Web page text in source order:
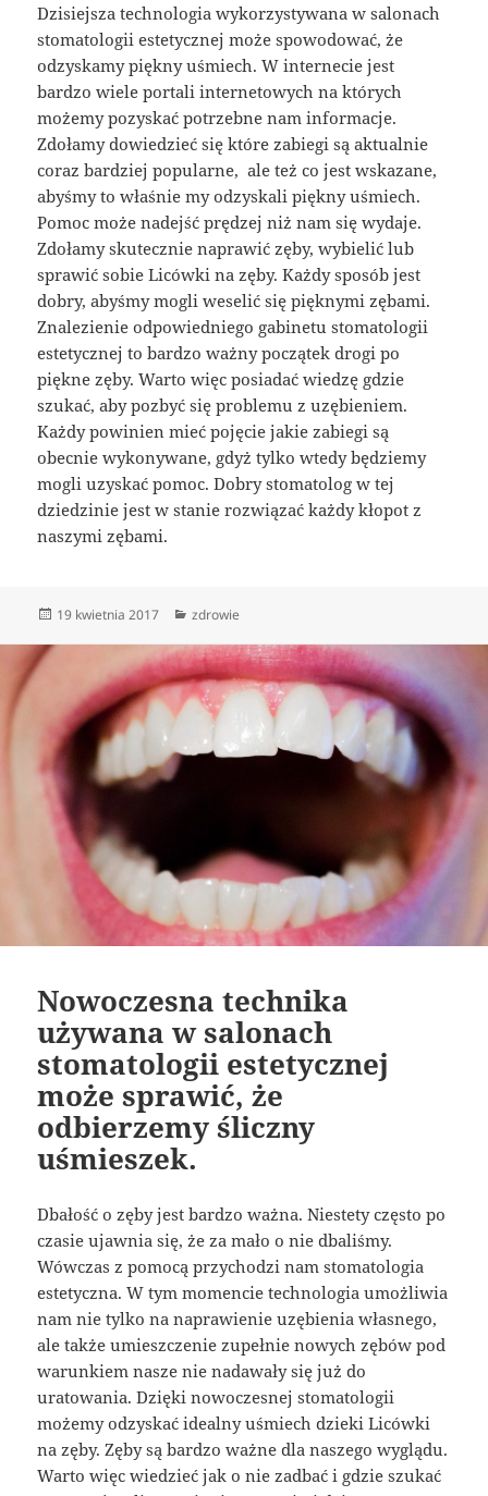
Dzisiejsza technologia wykorzystywana w salonach
stomatologii estetycznej może spowodować, że
odzyskamy piękny uśmiech. W internecie jest
bardzo wiele portali internetowych na których
możemy pozyskać potrzebne nam informacje.
Zdołamy dowiedzieć się które zabiegi są aktualnie
coraz bardziej popularne, ale też co jest wskazane,
abyśmy to właśnie my odzyskali piękny uśmiech.
Pomoc może nadejść prędzej niż nam się wydaje.
Zdołamy skutecznie naprawić zęby, wybielić lub
sprawić sobie Licówki na zęby. Każdy sposób jest
dobry, abyśmy mogli weselić się pięknymi zębami.
Znalezienie odpowiedniego gabinetu stomatologii
estetycznej to bardzo ważny początek drogi po
piękne zęby. Warto więc posiadać wiedzę gdzie
szukać, aby pozbyć się problemu z uzębieniem.
Każdy powinien mieć pojęcie jakie zabiegi są
obecnie wykonywane, gdyż tylko wtedy będziemy
mogli uzyskać pomoc. Dobry stomatolog w tej
dziedzinie jest w stanie rozwiązać każdy kłopot z
naszymi zębami.
Data
19 kwietnia 2017 Kategorie
zdrowie
Nowoczesna technika
używana w salonach
stomatologii estetycznej
może sprawić, że
odbierzemy śliczny
uśmieszek.
Dbałość o zęby jest bardzo ważna. Niestety często po
czasie ujawnia się, że za mało o nie dbaliśmy.
Wówczas z pomocą przychodzi nam stomatologia
estetyczna. W tym momencie technologia umożliwia
nam nie tylko na naprawienie uzębienia własnego,
ale także umieszczenie zupełnie nowych zębów pod
warunkiem nasze nie nadawały się już do
uratowania. Dzięki nowoczesnej stomatologii
możemy odzyskać idealny uśmiech dzieki Licówki
na zęby. Zęby są bardzo ważne dla naszego wyglądu.
Warto więc wiedzieć jak o nie zadbać i gdzie szukać